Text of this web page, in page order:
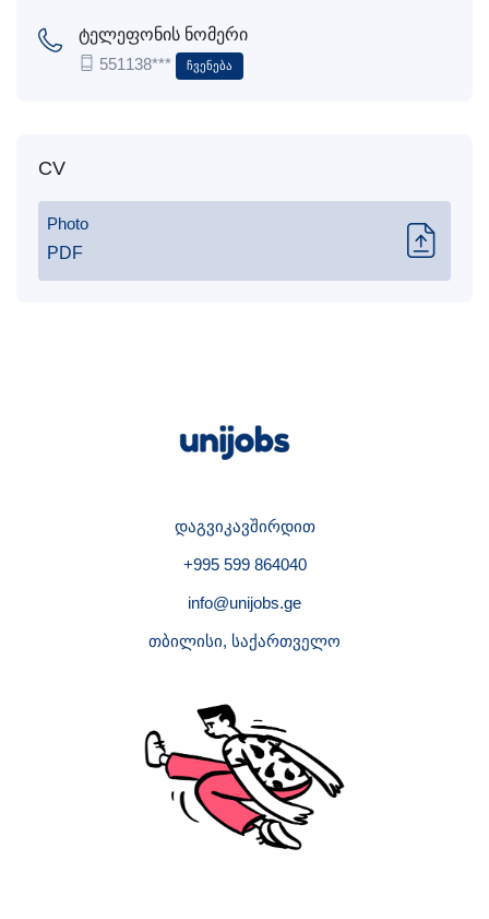
ტელეფონის ნომერი
551138***
Ჩვენება
CV
Photo
PDF
დაგვიკავშირდით
+995 599 864040
info@unijobs.ge
თბილისი, საქართველო